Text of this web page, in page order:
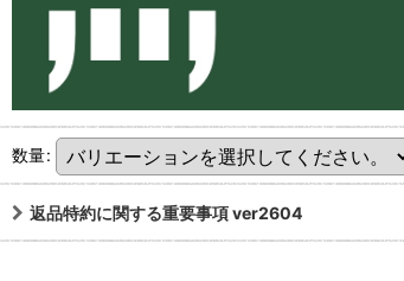
数量:
返品特約に関する重要事項 ver2604